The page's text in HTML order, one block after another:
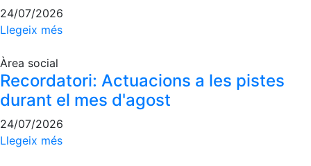
24/07/2026
Llegeix més
Àrea social
Recordatori: Actuacions a les pistes
durant el mes d'agost
24/07/2026
Llegeix més